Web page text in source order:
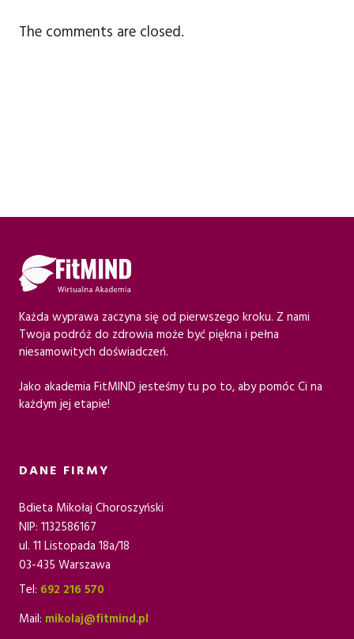
The comments are closed.
Każda wyprawa zaczyna się od pierwszego kroku. Z nami
Twoja podróż do zdrowia może być piękna i pełna
niesamowitych doświadczeń.
Jako akademia FitMIND jesteśmy tu po to, aby pomóc Ci na
każdym jej etapie!
DANE FIRMY
Bdieta Mikołaj Choroszyński
NIP: 1132586167
ul. 11 Listopada 18a/18
03-435 Warszawa
Tel: 692 216 570
Mail: mikolaj@fitmind.pl